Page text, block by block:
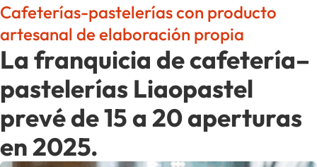
La franquicia de cafetería–
pastelerías Liaopastel
prevé de 15 a 20 aperturas
en 2025.
Cafeterías-pastelerías con producto
artesanal de elaboración propia